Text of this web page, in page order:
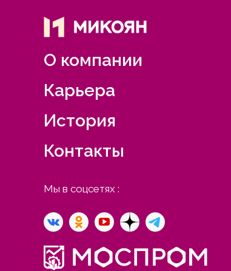
О компании
Карьера
История
Контакты
Мы в соцсетях :